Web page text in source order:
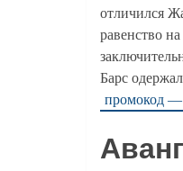
отличился
равенство
Барс
промокод —